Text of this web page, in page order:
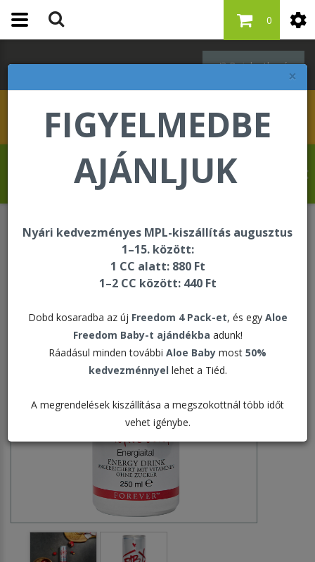
×
FIGYELMEDBE
AJÁNLJUK
Nyári kedvezményes MPL-kiszállítás augusztus
1–15. között:
1 CC alatt: 880 Ft
1–2 CC között: 440 Ft
Dobd kosaradba az új Freedom 4 Pack-et, és egy Aloe
Freedom Baby-t ajándékba adunk!
Ráadásul minden további Aloe Baby most 50%
kedvezménnyel lehet a Tiéd.
A megrendelések kiszállítása a megszokottnál több időt
vehet igénybe.
Bejelentkezés
0
Hahn Martina üdvözli Önt a Forever Living
internetes áruházában!
FAB-X Energy Drink